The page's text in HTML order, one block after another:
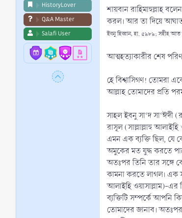
HistoryLover
Q&A Master
Salafi User
শায়বান রাহিমাহুল্লাহ
করল। আর তা দিয়ে আঘাত
ইবনু হিব্বান, হা. ৫৯৮৯; সহীহ আত
আত্মহত্যাকারীর শেষ
হে বিশ্বাসিগণ! তোমরা
আল্লাহ তোমাদের প্রতি
সাহল ইবনু সা‘দ সা‘ঈদী
রাসূল (সাল্লাল্লাহু
এমন এক ব্যক্তি ছিল, যে
অমুকের মত যুদ্ধ করতে
অতঃপর তিনি তার সঙ্গে
কামনা করতে লাগল। এক
আলাইহি ওয়াসাল্লাম)-এর
ব্যক্তিটি সম্পর্কে আপনি
তোমাদের জানাব।